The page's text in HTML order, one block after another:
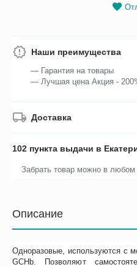
Наши преимущества
— Гарантия на товары
— Лучшая цена Акция -
Доставка
102 пункта выдачи в
Забрать товар можно в любом
Описание
Одноразовые, используются с
GCHb. Позволяют